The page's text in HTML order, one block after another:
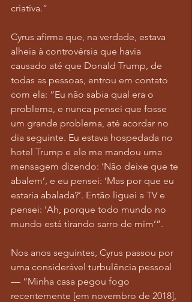
criativa.”
Cyrus afirma que, na verdade, estava
alheia à controvérsia que havia
causado até que Donald Trump, de
todas as pessoas, entrou em contato
com ela: “Eu não sabia qual era o
problema, e nunca pensei que fosse
um grande problema, até acordar no
dia seguinte. Eu estava hospedada no
hotel Trump e ele me mandou uma
mensagem dizendo: ‘Não deixe que te
abalem’, e eu pensei: ‘Mas por que eu
estaria abalada?’. Então liguei a TV e
pensei: ‘Ah, porque todo mundo no
mundo está tirando sarro de mim’”.
Nos anos seguintes, Cyrus passou por
uma considerável turbulência pessoal
— “Minha casa pegou fogo
recentemente [em novembro de 2018],